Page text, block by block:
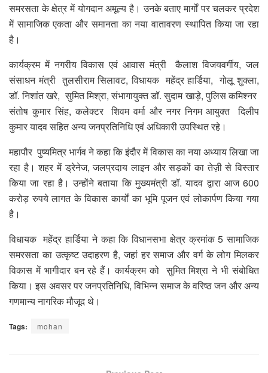
समरसता के क्षेत्र में योगदान अमूल्य है। उनके बताए मार्गों पर चलकर प्रदेश
में सामाजिक एकता और समानता का नया वातावरण स्थापित किया जा रहा
है।
कार्यक्रम में नगरीय विकास एवं आवास मंत्री कैलाश विजयवर्गीय, जल
संसाधन मंत्री तुलसीराम सिलावट, विधायक महेंद्र हार्डिया, गोलू शुक्ला,
डॉ. निशांत खरे, सुमित मिश्रा, संभागायुक्त डॉ. सुदाम खाड़े, पुलिस कमिश्नर
संतोष कुमार सिंह, कलेक्टर शिवम वर्मा और नगर निगम आयुक्त दिलीप
कुमार यादव सहित अन्य जनप्रतिनिधि एवं अधिकारी उपस्थित रहे।
महापौर पुष्यमित्र भार्गव ने कहा कि इंदौर में विकास का नया अध्याय लिखा जा
रहा है। शहर में ड्रेनेज, जलप्रदाय लाइन और सड़कों का तेज़ी से विस्तार
किया जा रहा है। उन्होंने बताया कि मुख्यमंत्री डॉ. यादव द्वारा आज 600
करोड़ रुपये लागत के विकास कार्यों का भूमि पूजन एवं लोकार्पण किया गया
है।
विधायक महेंद्र हार्डिया ने कहा कि विधानसभा क्षेत्र क्रमांक 5 सामाजिक
समरसता का उत्कृष्ट उदाहरण है, जहां हर समाज और वर्ग के लोग मिलकर
विकास में भागीदार बन रहे हैं। कार्यक्रम को सुमित मिश्रा ने भी संबोधित
किया। इस अवसर पर जनप्रतिनिधि, विभिन्न समाज के वरिष्ठ जन और अन्य
गणमान्य नागरिक मौजूद थे।
Tags: mohan